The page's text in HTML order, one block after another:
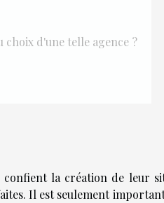
d'une telle agence ?
la création de leur
Il est seulement